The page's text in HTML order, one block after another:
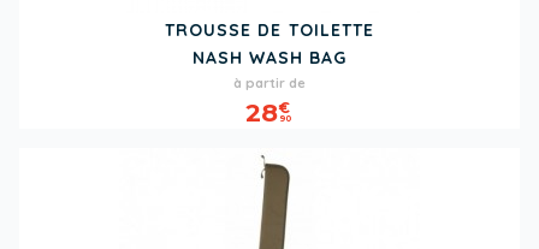
TROUSSE DE TOILETTE
NASH WASH BAG
Prix
à partir de
28€
90